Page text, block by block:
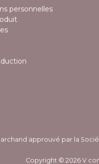
personnelles
approuvé par la
Copyright © 2026 V